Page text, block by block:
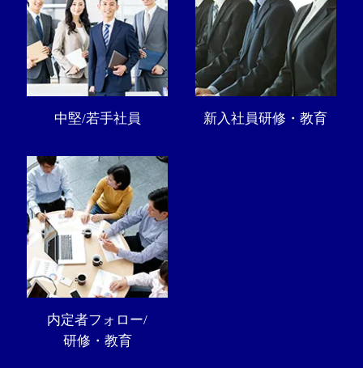
中堅/若手社員 新入社員研修・教育
内定者フォロー/
研修・教育